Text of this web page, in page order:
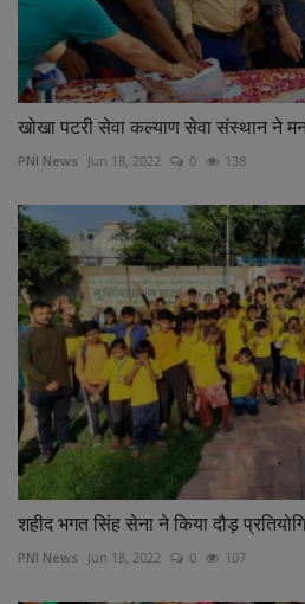
खोखा पटरी सेवा कल्याण सेवा संस्थान ने
PNI News Jun 18, 2022 0 138
शहीद भगत सिंह सेना ने किया दौड़
PNI News Jun 18, 2022 0 107